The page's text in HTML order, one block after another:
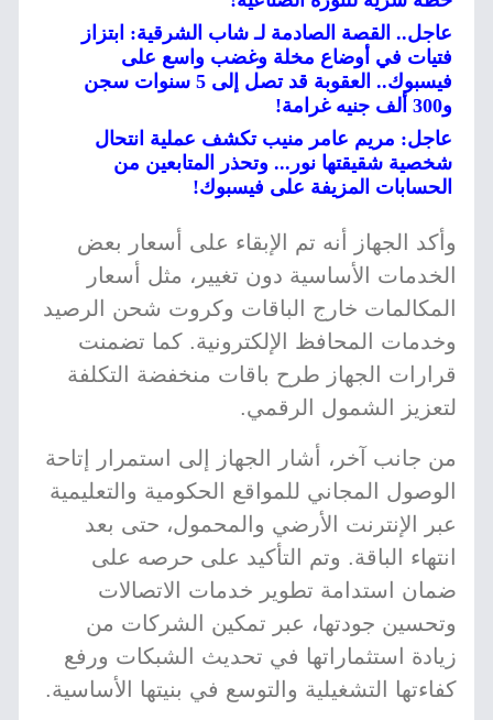
عاجل.. القصة الصادمة لـ شاب الشرقية: ابتزاز
فتيات في أوضاع مخلة وغضب واسع على
فيسبوك.. العقوبة قد تصل إلى 5 سنوات سجن
و300 ألف جنيه غرامة!
عاجل: مريم عامر منيب تكشف عملية انتحال
شخصية شقيقتها نور... وتحذر المتابعين من
الحسابات المزيفة على فيسبوك!
وأكد الجهاز أنه تم الإبقاء على أسعار بعض
الخدمات الأساسية دون تغيير، مثل أسعار
المكالمات خارج الباقات وكروت شحن الرصيد
وخدمات المحافظ الإلكترونية. كما تضمنت
قرارات الجهاز طرح باقات منخفضة التكلفة
لتعزيز الشمول الرقمي.
من جانب آخر، أشار الجهاز إلى استمرار إتاحة
الوصول المجاني للمواقع الحكومية والتعليمية
عبر الإنترنت الأرضي والمحمول، حتى بعد
انتهاء الباقة. وتم التأكيد على حرصه على
ضمان استدامة تطوير خدمات الاتصالات
وتحسين جودتها، عبر تمكين الشركات من
زيادة استثماراتها في تحديث الشبكات ورفع
كفاءتها التشغيلية والتوسع في بنيتها الأساسية.